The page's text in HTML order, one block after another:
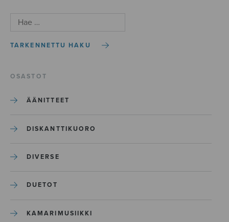
TARKENNETTU HAKU
OSASTOT
ÄÄNITTEET
DISKANTTIKUORO
DIVERSE
DUETOT
KAMARIMUSIIKKI